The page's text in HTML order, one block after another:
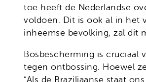
toe heeft de Nederlandse
voldoen. Dit is ook al in het
inheemse bevolking, zal dit
Bosbescherming is cruciaal
tegen ontbossing. Hoewel
“Als de Braziliaanse staat